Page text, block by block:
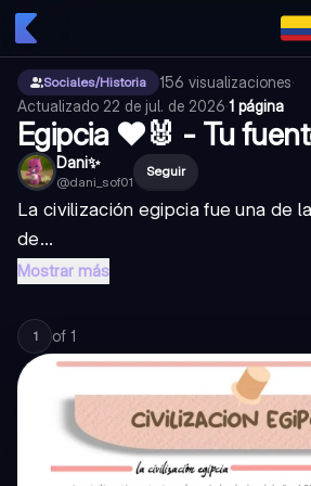
Sociales/Historia 156 visualizaciones·
Actualizado 22 de jul. de 2026·1 página
Egipcia ❤️🐰 - Tu
Dani✨
@dani_sof01
Seguir
La civilización egipcia fue una de
de...
Mostrar más
1 of 1